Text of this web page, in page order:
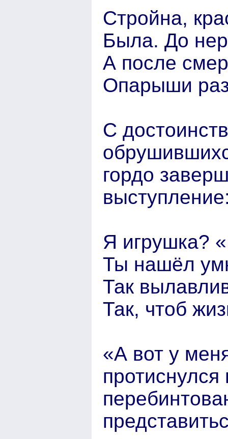
Стройна,
Была. До
А после
Опарыши
С
гордо
Я игрушка?
Ты нашёл
Так
Так, чтоб
«А вот у